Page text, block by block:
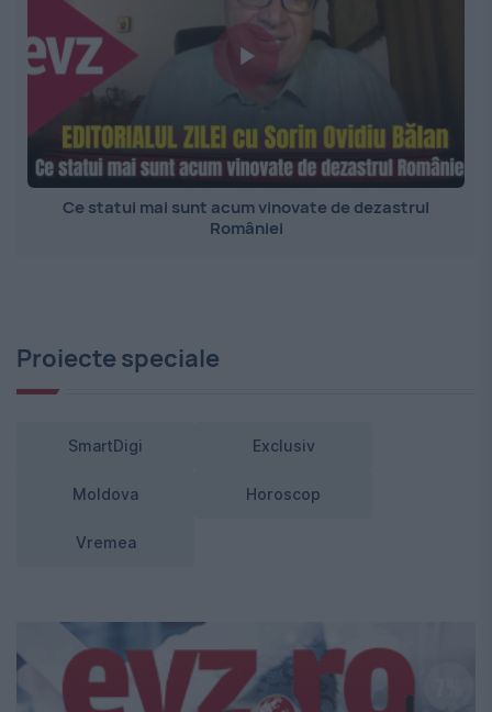
Ce statui mai sunt acum vinovate de dezastrul
României
Proiecte speciale
SmartDigi Exclusiv
Moldova Horoscop
Vremea